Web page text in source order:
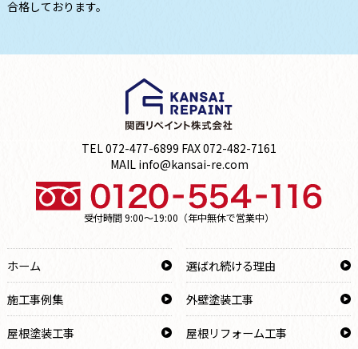
合格しております。
TEL 072-477-6899 FAX 072-482-7161
MAIL info@kansai-re.com
受付時間 9:00～19:00（年中無休で営業中）
ホーム
選ばれ続ける理由
施工事例集
外壁塗装工事
屋根塗装工事
屋根リフォーム工事